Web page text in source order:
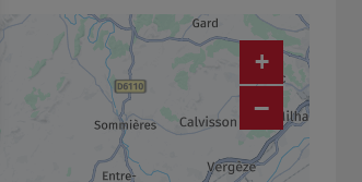
+
−